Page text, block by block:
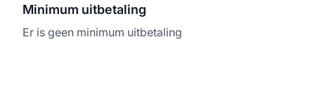
Minimum uitbetaling
Er is geen minimum uitbetaling